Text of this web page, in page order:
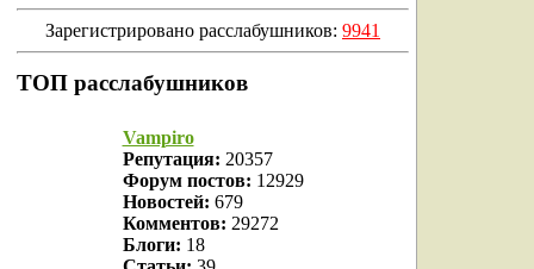
Зарегистрировано расслабушников: 9941
ТОП расслабушников
Vampiro
Репутация: 20357
Форум постов: 12929
Новостей: 679
Комментов: 29272
Блоги: 18